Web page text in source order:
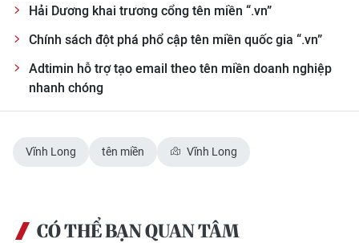
Hải Dương khai trương cổng tên miền “.vn”
Chính sách đột phá phổ cập tên miền quốc gia “.vn”
Adtimin hỗ trợ tạo email theo tên miền doanh nghiệp
nhanh chóng
Vĩnh Long tên miền Vĩnh Long
CÓ THỂ BẠN QUAN TÂM